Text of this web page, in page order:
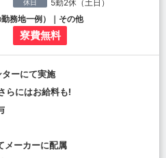
休日 5勤2休（土日）
務地一例）｜その他
寮費無料
ーにて実施
らにはお給料も!
メーカーに配属